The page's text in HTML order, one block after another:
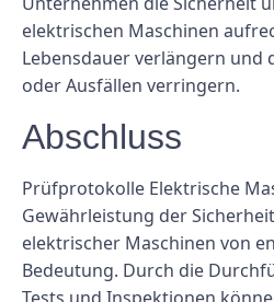
elektrischen Maschinen
Lebensdauer verlängern und
oder Ausfällen verringern.
Abschluss
Prüfprotokolle Elektrische
Gewährleistung der
elektrischer Maschinen von
Bedeutung. Durch die